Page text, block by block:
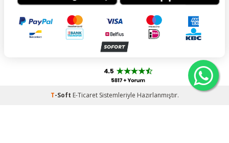
T-Soft E-TicaretSistemleriyle Hazırlanmıştır.